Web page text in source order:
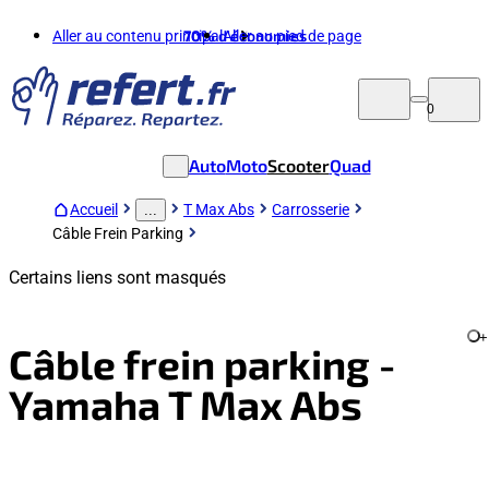
Aller au contenu principalAller au pied de page
70%d'économies
0
AutoMotoScooterQuad
Accueil T Max Abs
Carrosserie
Câble Frein Parking
Certains liens sont masqués
Câble frein parking -
Yamaha T Max Abs
+